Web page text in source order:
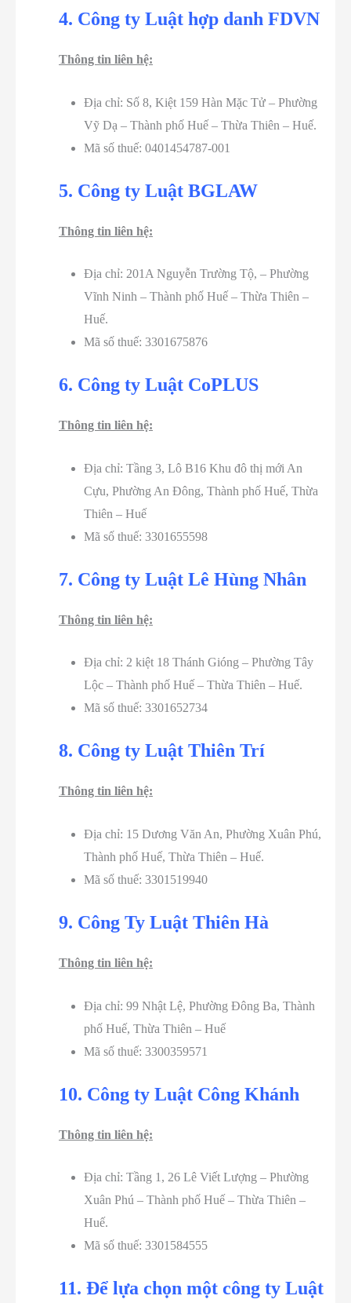
4. Công ty Luật hợp danh FDVN
Thông tin liên hệ:
Địa chỉ: Số 8, Kiệt 159 Hàn Mặc Tử – Phường
Vỹ Dạ – Thành phố Huế – Thừa Thiên – Huế.
Mã số thuế: 0401454787-001
5. Công ty Luật BGLAW
Thông tin liên hệ:
Địa chỉ: 201A Nguyễn Trường Tộ, – Phường
Vĩnh Ninh – Thành phố Huế – Thừa Thiên –
Huế.
Mã số thuế: 3301675876
6. Công ty Luật CoPLUS
Thông tin liên hệ:
Địa chỉ: Tầng 3, Lô B16 Khu đô thị mới An
Cựu, Phường An Đông, Thành phố Huế, Thừa
Thiên – Huế
Mã số thuế: 3301655598
7. Công ty Luật Lê Hùng Nhân
Thông tin liên hệ:
Địa chỉ: 2 kiệt 18 Thánh Gióng – Phường Tây
Lộc – Thành phố Huế – Thừa Thiên – Huế.
Mã số thuế: 3301652734
8. Công ty Luật Thiên Trí
Thông tin liên hệ:
Địa chỉ: 15 Dương Văn An, Phường Xuân Phú,
Thành phố Huế, Thừa Thiên – Huế.
Mã số thuế: 3301519940
9. Công Ty Luật Thiên Hà
Thông tin liên hệ:
Địa chỉ: 99 Nhật Lệ, Phường Đông Ba, Thành
phố Huế, Thừa Thiên – Huế
Mã số thuế: 3300359571
10. Công ty Luật Công Khánh
Thông tin liên hệ:
Địa chỉ: Tầng 1, 26 Lê Viết Lượng – Phường
Xuân Phú – Thành phố Huế – Thừa Thiên –
Huế.
Mã số thuế: 3301584555
11. Để lựa chọn một công ty Luật